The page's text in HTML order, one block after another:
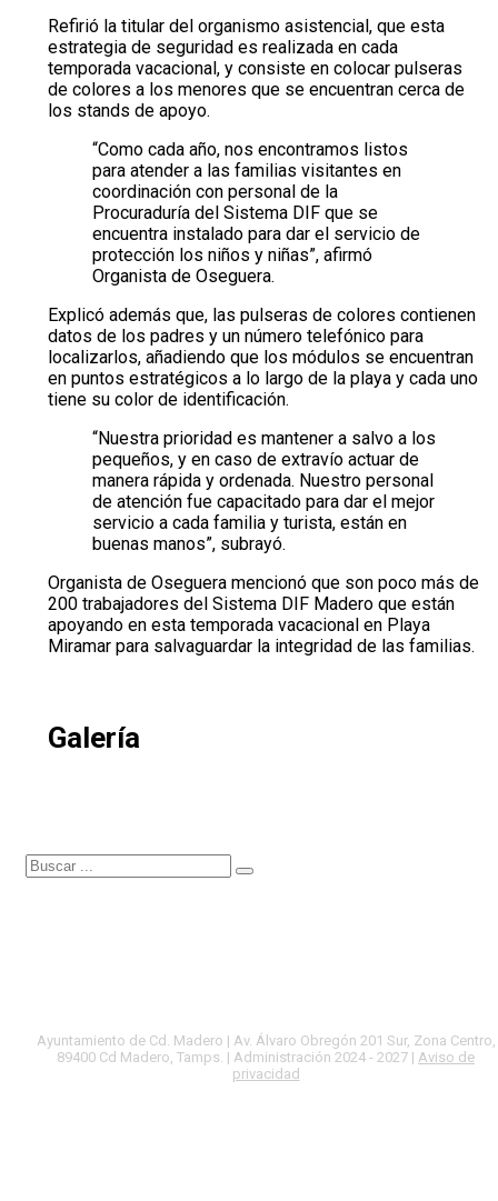
Refirió la titular del organismo asistencial, que esta
estrategia de seguridad es realizada en cada
temporada vacacional, y consiste en colocar pulseras
de colores a los menores que se encuentran cerca de
los stands de apoyo.
“Como cada año, nos encontramos listos
para atender a las familias visitantes en
coordinación con personal de la
Procuraduría del Sistema DIF que se
encuentra instalado para dar el servicio de
protección los niños y niñas”, afirmó
Organista de Oseguera.
Explicó además que, las pulseras de colores contienen
datos de los padres y un número telefónico para
localizarlos, añadiendo que los módulos se encuentran
en puntos estratégicos a lo largo de la playa y cada uno
tiene su color de identificación.
“Nuestra prioridad es mantener a salvo a los
pequeños, y en caso de extravío actuar de
manera rápida y ordenada. Nuestro personal
de atención fue capacitado para dar el mejor
servicio a cada familia y turista, están en
buenas manos”, subrayó.
Organista de Oseguera mencionó que son poco más de
200 trabajadores del Sistema DIF Madero que están
apoyando en esta temporada vacacional en Playa
Miramar para salvaguardar la integridad de las familias.
Galería
Ayuntamiento de Cd. Madero | Av. Álvaro Obregón 201 Sur, Zona Centro,
89400 Cd Madero, Tamps. | Administración 2024 - 2027 | Aviso de
privacidad